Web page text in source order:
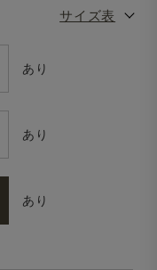
サイズ表
あり
あり
あり